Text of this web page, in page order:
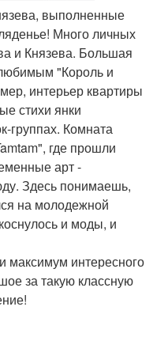
выполненные
Много личных
и Князева. Большая
"Король и
интерьер квартиры
стихи янки
группах. Комната
где прошли
арт -
Здесь понимаешь,
на молодежной
и моды, и
максимум интересного
за такую классную